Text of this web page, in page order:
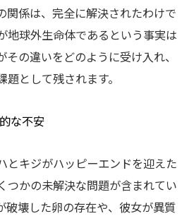
関係は、完全に解決されたわけで
地球外生命体であるという事実は
の違いをどのように受け入れ、
として残されます。
な不安
とキジがハッピーエンドを迎えた
つかの未解決な問題が含まれてい
破壊した卵の存在や、彼女が異質